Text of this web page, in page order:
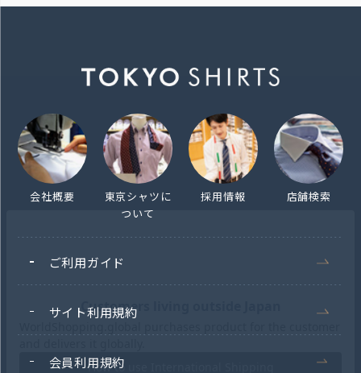
会社概要
東京シャツに
ついて
採用情報 店舗検索
ご利用ガイド
サイト利用規約
会員利用規約